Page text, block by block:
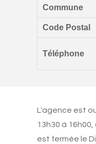
Commune
Code Postal
Téléphone
L'agence est
13h30 à
est fermée le